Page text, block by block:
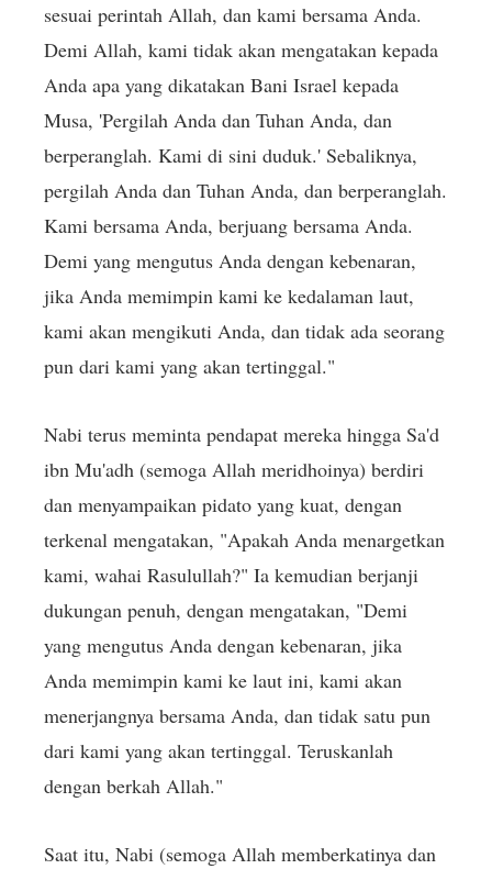
sesuai perintah Allah, dan kami bersama Anda.
Demi Allah, kami tidak akan mengatakan kepada
Anda apa yang dikatakan Bani Israel kepada
Musa, 'Pergilah Anda dan Tuhan Anda, dan
berperanglah. Kami di sini duduk.' Sebaliknya,
pergilah Anda dan Tuhan Anda, dan berperanglah.
Kami bersama Anda, berjuang bersama Anda.
Demi yang mengutus Anda dengan kebenaran,
jika Anda memimpin kami ke kedalaman laut,
kami akan mengikuti Anda, dan tidak ada seorang
pun dari kami yang akan tertinggal."
Nabi terus meminta pendapat mereka hingga Sa'd
ibn Mu'adh (semoga Allah meridhoinya) berdiri
dan menyampaikan pidato yang kuat, dengan
terkenal mengatakan, "Apakah Anda menargetkan
kami, wahai Rasulullah?" Ia kemudian berjanji
dukungan penuh, dengan mengatakan, "Demi
yang mengutus Anda dengan kebenaran, jika
Anda memimpin kami ke laut ini, kami akan
menerjangnya bersama Anda, dan tidak satu pun
dari kami yang akan tertinggal. Teruskanlah
dengan berkah Allah."
Saat itu, Nabi (semoga Allah memberkatinya dan